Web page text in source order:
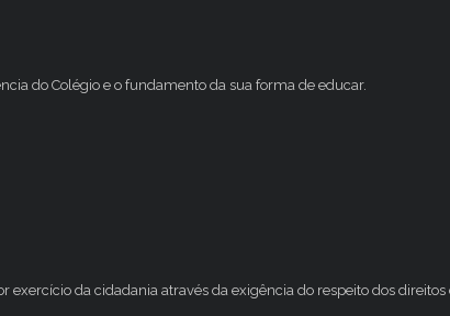
do Colégio e o fundamento da sua forma de educar.
da cidadania através da exigência do respeito dos